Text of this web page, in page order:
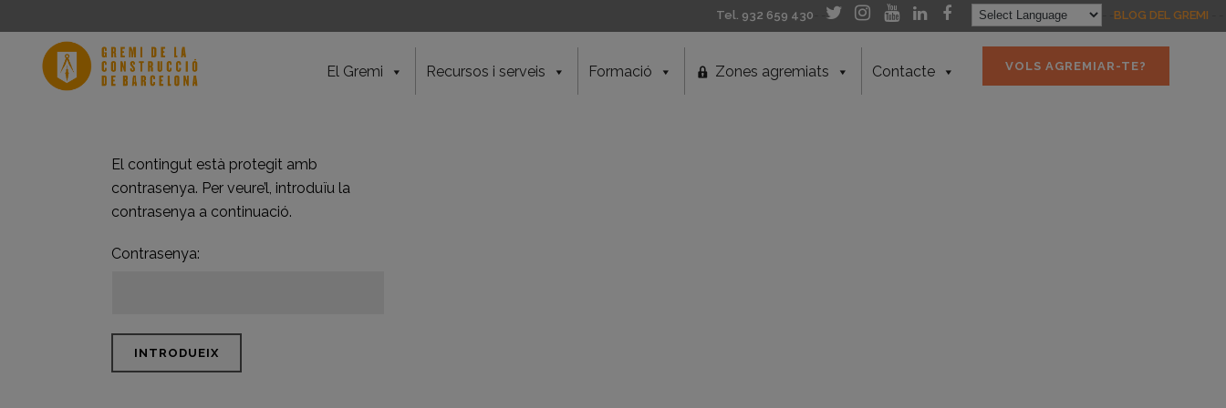
Tel. 932 659 430 BLOG DEL GREMI
VOLS AGREMIAR-TE?
El Gremi Recursos i serveis Formació Zones agremiats Contacte
El contingut està protegit amb
contrasenya. Per veure’l, introduïu la
contrasenya a continuació.
Contrasenya: